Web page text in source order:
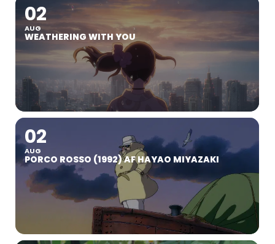
02
AUG
WEATHERING WITH YOU
02
AUG
PORCO ROSSO (1992) AF HAYAO MIYAZAKI